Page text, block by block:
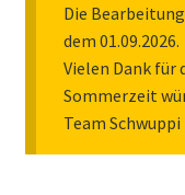
Die
dem 01.09.2026.
Vielen Dank für
Sommerzeit
Team Schwuppi